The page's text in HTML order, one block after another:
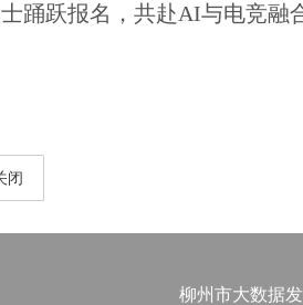
踊跃报名，共赴AI与电竞融
闭
柳州市大数据